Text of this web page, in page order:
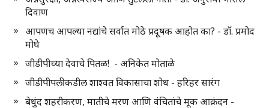
दिवाण
आपणच आपल्या नद्यांचे सर्वात मोठे प्रदूषक आहोत का? - डॉ. प्रमोद
मोघे
जीडीपीच्या देवाचे पितळ! - अनिकेत मोताळे
जीडीपीपलीकडील शाश्वत विकासाचा शोध - हरिहर सारंग
बेधुंद शहरीकरण, मातीचे मरण आणि वंचितांचे मूक आक्रंदन -